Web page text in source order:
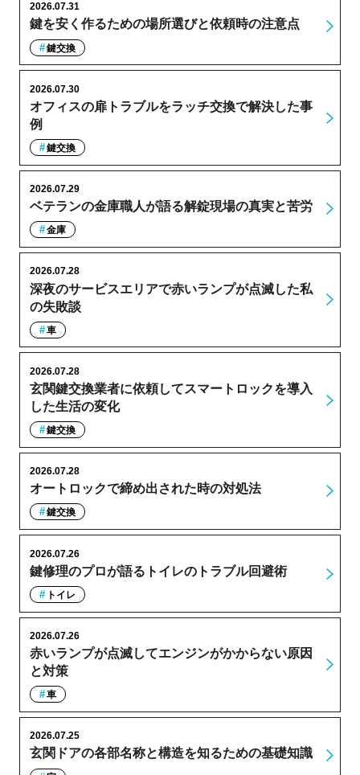
鍵を安く作るための場所選びと依頼時の注意点
2026.07.31
鍵交換
オフィスの扉トラブルをラッチ交換で解決した事
例
2026.07.30
鍵交換
ベテランの金庫職人が語る解錠現場の真実と苦労
2026.07.29
金庫
深夜のサービスエリアで赤いランプが点滅した私
の失敗談
2026.07.28
車
玄関鍵交換業者に依頼してスマートロックを導入
した生活の変化
2026.07.28
鍵交換
オートロックで締め出された時の対処法
2026.07.28
鍵交換
鍵修理のプロが語るトイレのトラブル回避術
2026.07.26
トイレ
赤いランプが点滅してエンジンがかからない原因
と対策
2026.07.26
車
玄関ドアの各部名称と構造を知るための基礎知識
2026.07.25